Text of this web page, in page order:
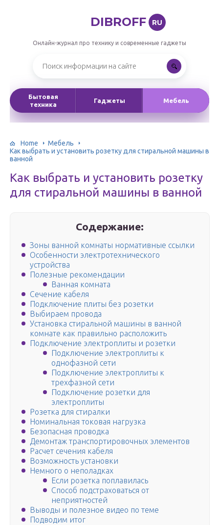
DIBROFF RU
Онлайн-журнал про технику и современные гаджеты
Бытовая
техника
Гаджеты Мебель
Home
Мебель
Как выбрать и установить розетку для стиральной машины в
ванной
Как выбрать и установить розетку
для стиральной машины в ванной
Содержание:
Зоны ванной комнаты нормативные ссылки
Особенности электротехнического
устройства
Полезные рекомендации
Ванная комната
Сечение кабеля
Подключение плиты без розетки
Выбираем провода
Установка стиральной машины в ванной
комнате как правильно расположить
Подключение электроплиты и розетки
Подключение электроплиты к
однофазной сети
Подключение электроплиты к
трехфазной сети
Подключение розетки для
электроплиты
Розетка для стиралки
Номинальная токовая нагрузка
Безопасная проводка
Демонтаж транспортировочных элементов
Расчет сечения кабеля
Возможность установки
Немного о неполадках
Если розетка поплавилась
Способ подстраховаться от
неприятностей
Выводы и полезное видео по теме
Подводим итог